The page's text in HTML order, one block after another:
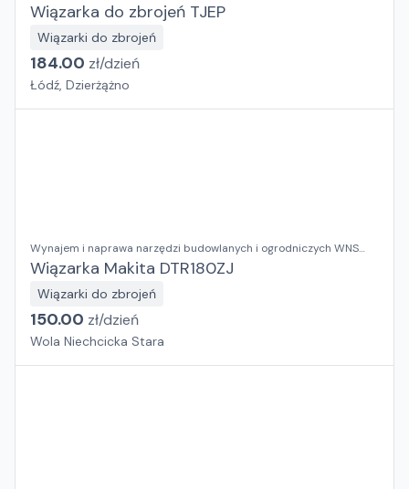
Wiązarka do zbrojeń TJEP
Wiązarki do zbrojeń
184.00 zł/dzień
Łódź, Dzierżążno
Wynajem i naprawa narzędzi budowlanych i ogrodniczych WNS
RENT
Wiązarka Makita DTR180ZJ
Wiązarki do zbrojeń
150.00 zł/dzień
Wola Niechcicka Stara